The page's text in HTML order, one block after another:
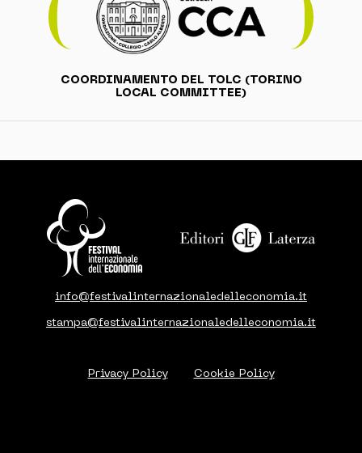
COORDINAMENTO DEL TOLC (TORINO
LOCAL COMMITTEE)
info@festivalinternazionaledelleconomia.it
stampa@festivalinternazionaledelleconomia.it
Privacy Policy Cookie Policy